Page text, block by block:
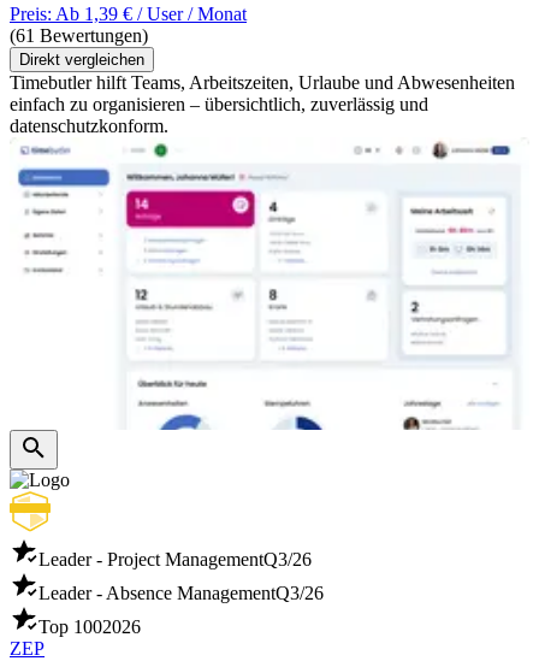
Preis: Ab 1,39 € / User / Monat
(61 Bewertungen)
Direkt vergleichen
Timebutler hilft Teams, Arbeitszeiten, Urlaube und Abwesenheiten
einfach zu organisieren – übersichtlich, zuverlässig und
datenschutzkonform.
Leader - Project ManagementQ3/26
Leader - Absence ManagementQ3/26
Top 1002026
ZEP